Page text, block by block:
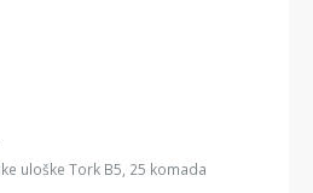
uloške Tork B5, 25 komada